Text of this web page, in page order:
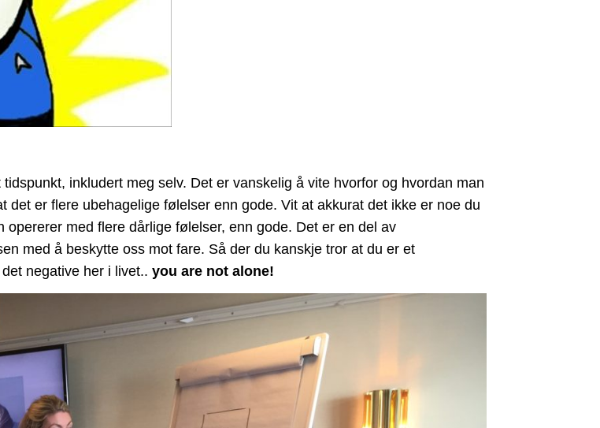
inkludert meg selv. Det er vanskelig å vite hvorfor og hvordan man
er flere ubehagelige følelser enn gode. Vit at akkurat det ikke er noe du
med flere dårlige følelser, enn gode. Det er en del av
med å beskytte oss mot fare. Så der du kanskje tror at du er et
negative her i livet.. you are not alone!